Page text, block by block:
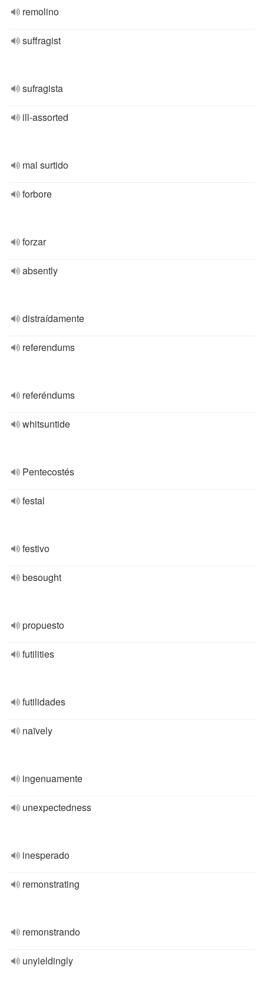
remolino
suffragist
sufragista
ill-assorted
mal surtido
forbore
forzar
absently
distraídamente
referendums
referéndums
whitsuntide
Pentecostés
festal
festivo
besought
propuesto
futilities
futilidades
naïvely
ingenuamente
unexpectedness
inesperado
remonstrating
remonstrando
unyieldingly